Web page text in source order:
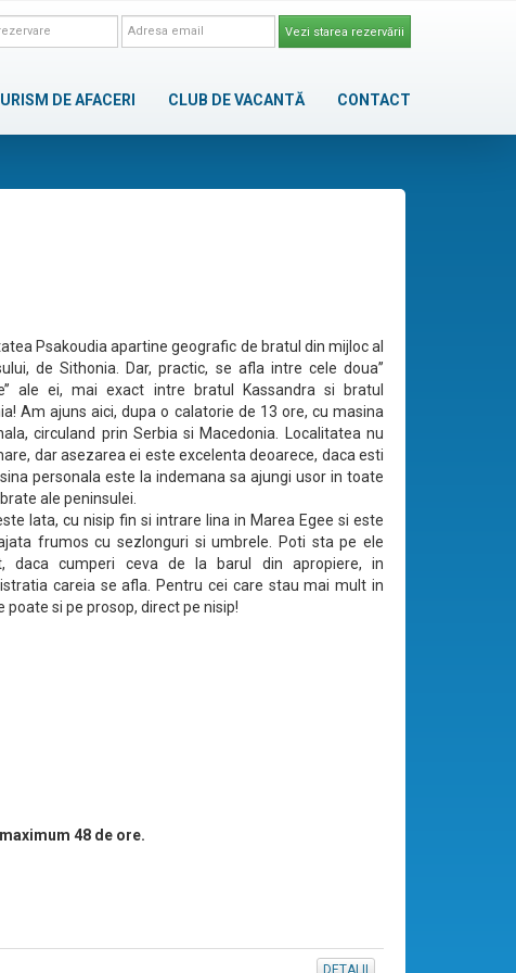
Vezi starea rezervării
DE AFACERI CLUB DE VACANTĂ CONTACT
Psakoudia apartine geografic de bratul din mijloc al
de Sithonia. Dar, practic, se afla intre cele doua’’
ale ei, mai exact intre bratul Kassandra si bratul
Am ajuns aici, dupa o calatorie de 13 ore, cu masina
circuland prin Serbia si Macedonia. Localitatea nu
dar asezarea ei este excelenta deoarece, daca esti
personala este la indemana sa ajungi usor in toate
ale peninsulei.
lata, cu nisip fin si intrare lina in Marea Egee si este
frumos cu sezlonguri si umbrele. Poti sta pe ele
daca cumperi ceva de la barul din apropiere, in
careia se afla. Pentru cei care stau mai mult in
poate si pe prosop, direct pe nisip!
48 de ore.